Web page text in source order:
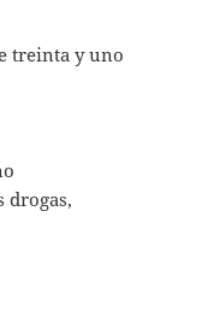
treinta y uno
drogas,